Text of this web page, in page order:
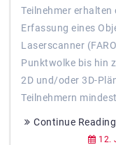
Teilnehmer
Erfassung eines
Laserscanner
Punktwolke bis hin
2D und/oder 3D-
Teilnehmern
Continue Reading
12.